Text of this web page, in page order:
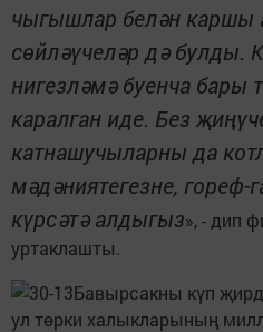
чыгышлар белән каршы
сөйләүчеләр дә булды.
нигезләмә буенча бары
каралган иде. Без
катнашучыларны да
мәдәниятегезне, гореф-
күрсәтә алдыгыз», - дип
уртаклашты.
Бавырсакны күп
ул төрки халыкларының